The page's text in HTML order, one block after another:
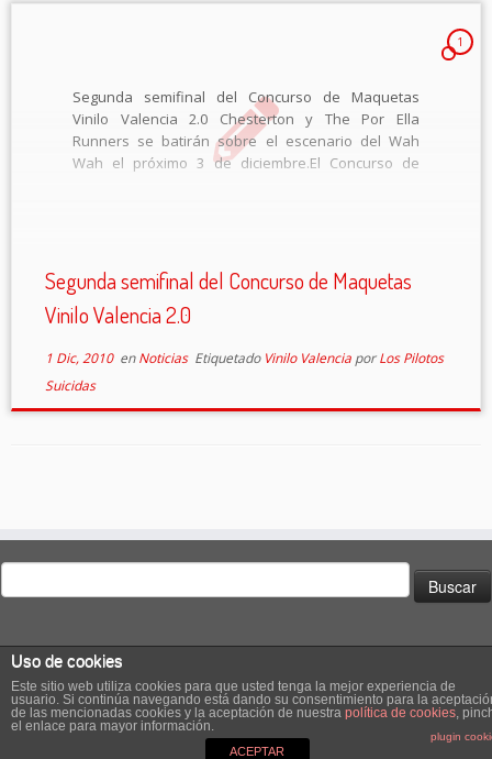
1
Segunda semifinal del Concurso de Maquetas
Vinilo Valencia 2.0 Chesterton y The Por Ella
Runners se batirán sobre el escenario del Wah
Wah el próximo 3 de diciembre.El Concurso de
Segunda semifinal del Concurso de Maquetas
Vinilo Valencia 2.0
1 Dic, 2010enNoticias Etiquetado Vinilo Valencia porLos Pilotos
Suicidas
Buscar:
·© 2026 El Club de los Pilotos Suicidas·Creado con
·
Diseñado con elTema Customizr
Uso de cookies
Este sitio web utiliza cookies para que usted tenga la mejor experiencia de
usuario. Si continúa navegando está dando su consentimiento para la
de las mencionadas cookies y la aceptación de nuestra política de cookies,
el enlace para mayor información.
plugin
ACEPTAR